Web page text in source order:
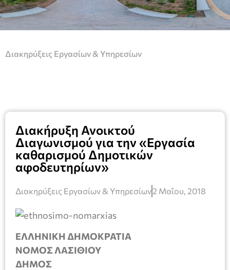
Διακηρύξεις Εργασίων & Υπηρεσίων
Διακήρυξη Ανοικτού
Διαγωνισμού για την «Εργασία
καθαρισμού Δημοτικών
αφοδευτηρίων»
Διακηρύξεις Εργασίων & Υπηρεσίων2 Μαΐου, 2018
ΕΛΛΗΝΙΚΗ ΔΗΜΟΚΡΑΤΙΑ
ΝΟΜΟΣ ΛΑΣΙΘΙΟΥ
ΔΗΜΟΣ